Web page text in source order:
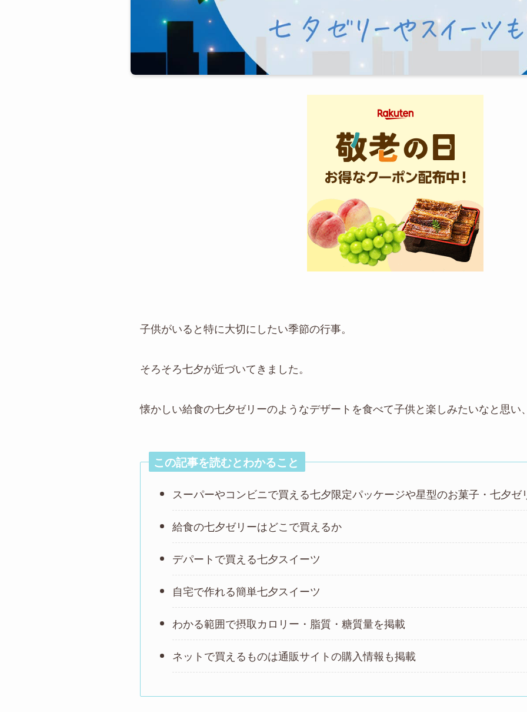
子供がいると特に大切にしたい季節の行事。
そろそろ七夕が近づいてきました。
懐かしい給食の七夕ゼリーのようなデザートを食べて子供と楽しみたいなと思い
この記事を読むとわかること
スーパーやコンビニで買える七夕限定パッケージや星型のお菓子・七夕ゼ
給食の七夕ゼリーはどこで買えるか
デパートで買える七夕スイーツ
自宅で作れる簡単七夕スイーツ
わかる範囲で摂取カロリー・脂質・糖質量を掲載
ネットで買えるものは通販サイトの購入情報も掲載